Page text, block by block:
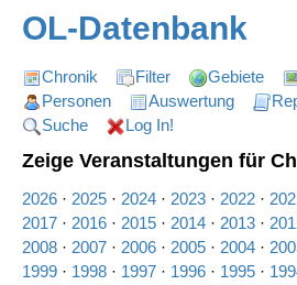
OL-Datenbank
Chronik Filter Gebiete
Personen
Auswertung
Suche
Log In!
Zeige Veranstaltungen für
2026 · 2025 · 2024 · 2023 · 2022 ·
2017 · 2016 · 2015 · 2014 · 2013 ·
2008 · 2007 · 2006 · 2005 · 2004 ·
1999 · 1998 · 1997 · 1996 · 1995 ·